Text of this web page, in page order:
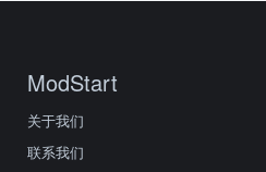
ModStart
关于我们
联系我们